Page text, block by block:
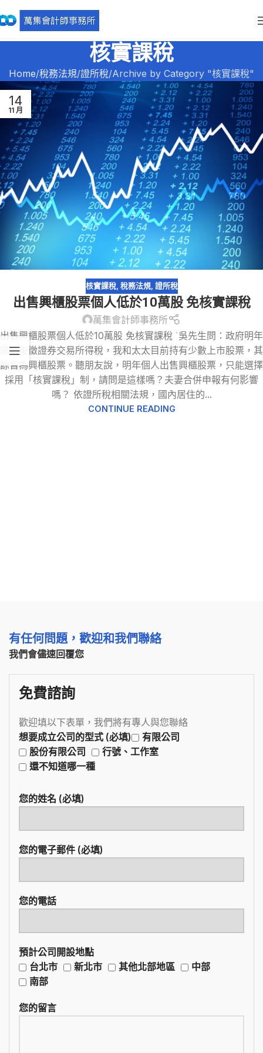
核實課稅
Home 稅務法規 證所稅 Archive by Category "核實課稅"
14
11 月
核實課稅, 稅務法規, 證所稅
出售興櫃股票個人低於10萬股 免核實課稅
萬集會計師事務所
出售興櫃股票個人低於10萬股 免核實課稅 ˙吳先生問：政府明年
開始復徵證券交易所得稅，我和太太目前持有少數上市股票，其
餘皆為興櫃股票。聽朋友說，明年個人出售興櫃股票，只能選擇
採用「核實課稅」制，請問是這樣嗎？夫妻合併申報有何影響
嗎？ 依證所稅相關法規，國內居住的...
CONTINUE READING
有任何問題，歡迎和我們聯絡
我們會儘速回覆您
免費諮詢
歡迎填以下表單，我們將有專人與您聯絡
想要成立公司的型式 (必填)
有限公司
股份有限公司
行號、工作室
還不知道哪一種
您的姓名 (必填)
您的電子郵件 (必填)
您的電話
預計公司開設地點
台北市
新北市 其他北部地區
中部
南部
您的留言